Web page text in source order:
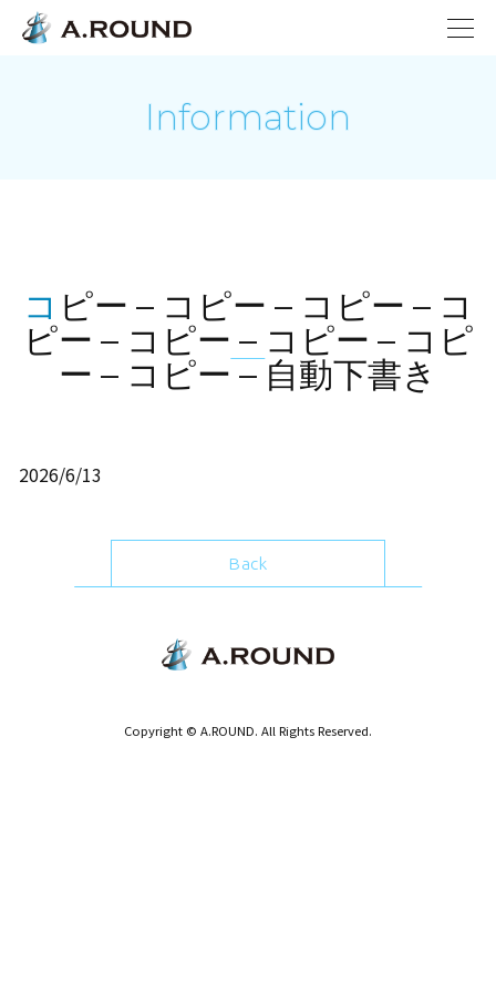
Information
コピー – コピー – コピー – コ
ピー – コピー – コピー – コピ
ー – コピー – 自動下書き
2026/6/13
Back
Copyright © A.ROUND. All Rights Reserved.